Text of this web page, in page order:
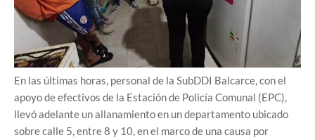
En las últimas horas, personal de la SubDDI Balcarce, con el
apoyo de efectivos de la Estación de Policía Comunal (EPC),
llevó adelante un allanamiento en un departamento ubicado
sobre calle 5, entre 8 y 10, en el marco de una causa por